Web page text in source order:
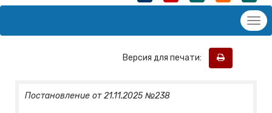
Версия для печати:
Постановление от 21.11.2025 №238